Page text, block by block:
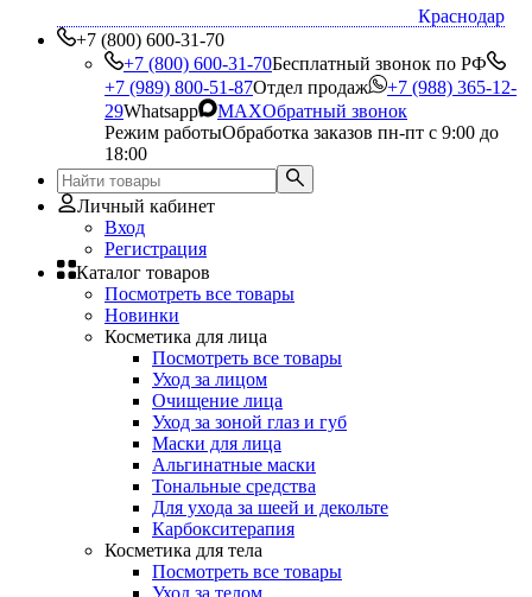
Краснодар
+7 (800) 600-31-70
+7 (800) 600-31-70Бесплатный звонок по РФ
+7 (989) 800-51-87Отдел продаж
+7 (988) 365-12-
29Whatsapp MAXОбратный звонок
Режим работыОбработка заказов пн-пт с 9:00 до
18:00
Личный кабинет
Вход
Регистрация
Каталог товаров
Посмотреть все товары
Новинки
Косметика для лица
Посмотреть все товары
Уход за лицом
Очищение лица
Уход за зоной глаз и губ
Маски для лица
Альгинатные маски
Тональные средства
Для ухода за шеей и декольте
Карбокситерапия
Косметика для тела
Посмотреть все товары
Уход за телом